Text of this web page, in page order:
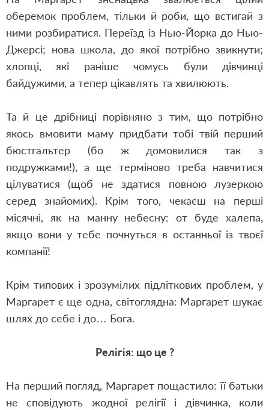
оберемок проблем, тільки й роби, що встигай з
ними розбиратися. Переїзд із Нью-Йорка до Нью-
Джерсі; нова школа, до якої потрібно звикнути;
хлопці, які раніше чомусь були дівчинці
байдужими, а тепер цікавлять та хвилюють.
Та й це дрібниці порівняно з тим, що потрібно
якось вмовити маму придбати тобі твій перший
бюстгальтер (бо ж домовилися так з
подружками!), а ще терміново треба навчитися
цілуватися (щоб не здатися повною лузеркою
серед знайомих). Крім того, чекаєш на перші
місячні, як на манну небесну: от буде халепа,
якщо вони у тебе почнуться в останньої із твоєї
компанії!
Крім типових і зрозумілих підліткових проблем, у
Маргарет є ще одна, світоглядна: Маргарет шукає
шлях до себе і до… Бога.
Релігія: що це ?
На перший погляд, Маргарет пощастило: її батьки
не сповідують жодної релігії і дівчинка, коли